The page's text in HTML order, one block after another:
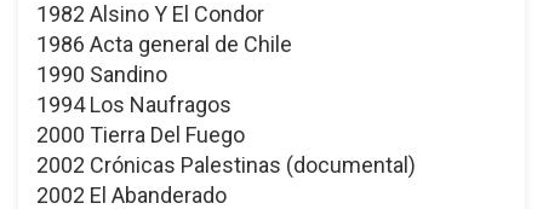
1982 Alsino Y El Condor
1986 Acta general de Chile
1990 Sandino
1994 Los Naufragos
2000 Tierra Del Fuego
2002 Crónicas Palestinas (documental)
2002 El Abanderado